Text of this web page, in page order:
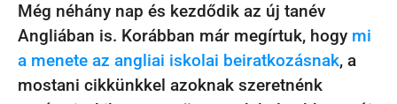
Még néhány nap és kezdődik az új tanév
Angliában is. Korábban már megírtuk, hogy mi
a menete az angliai iskolai beiratkozásnak, a
mostani cikkünkkel azoknak szeretnénk